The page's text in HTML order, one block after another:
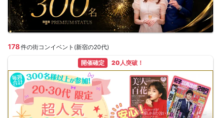
178件の街コンイベント(新宿の20代)
開催確定 20人突破！